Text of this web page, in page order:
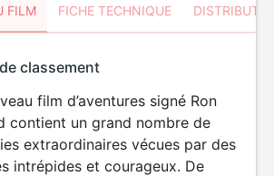
FILM FICHE TECHNIQUE
DÉCONSEILLÉ
AUX JEUNES
ENFANTS
classement
film d’aventures signé Ron
contient un grand nombre de
extraordinaires vécues par des
intrépides et courageux. De